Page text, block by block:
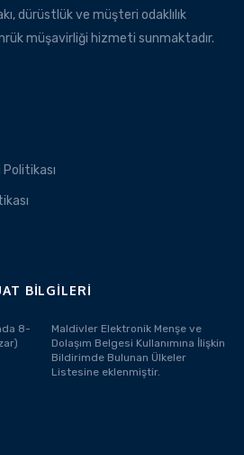
dürüstlük ve müşteri odaklılık
müşavirliği hizmeti sunmaktadır.
BILGILERI
8-
Maldivler Elektronik Menşe ve
Dolaşım Belgesi Kullanımına İlişkin
Bildirimde Bulunan Ülkeler
Listesine eklenmiştir.